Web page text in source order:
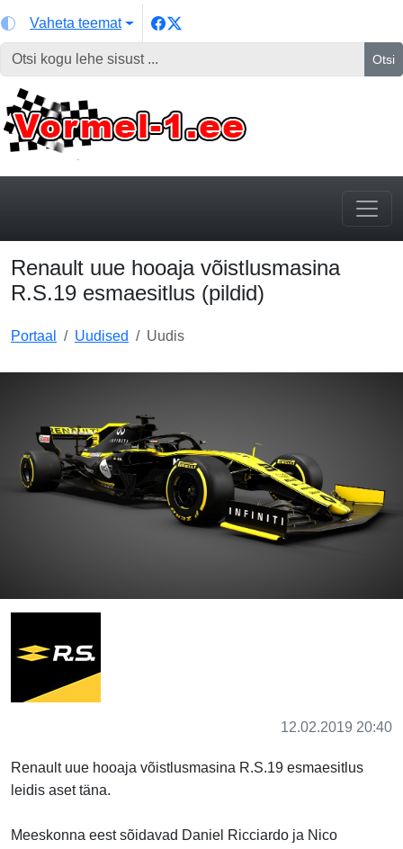
Vaheta teemat
Otsi
Renault uue hooaja võistlusmasina
R.S.19 esmaesitlus (pildid)
Portaal Uudised Uudis
12.02.2019 20:40
Renault uue hooaja võistlusmasina R.S.19 esmaesitlus
leidis aset täna.
Meeskonna eest sõidavad Daniel Ricciardo ja Nico